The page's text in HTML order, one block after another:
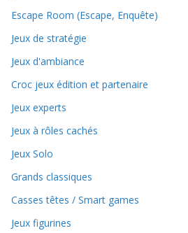
Escape Room (Escape, Enquête)
Jeux de stratégie
Jeux d'ambiance
Croc jeux édition et partenaire
Jeux experts
Jeux à rôles cachés
Jeux Solo
Grands classiques
Casses têtes / Smart games
Jeux figurines